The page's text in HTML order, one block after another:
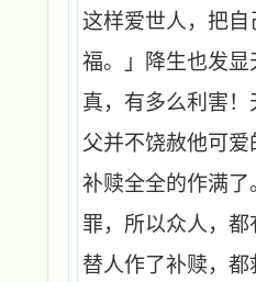
这样爱世人，把
福。」降生也发显
真，有多么利害
父并不饶赦他可
补赎全全的作满
罪，所以众人，
替人作了补赎，